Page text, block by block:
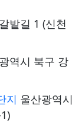
밭길 1 (신천
역시 북구 강
지 울산광역시